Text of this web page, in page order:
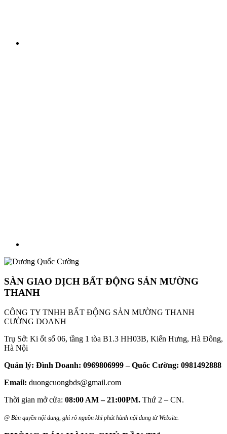
SÀN GIAO DỊCH BẤT ĐỘNG SẢN MƯỜNG
THANH
CÔNG TY TNHH BẤT ĐỘNG SẢN MƯỜNG THANH
CƯỜNG DOANH
Trụ Sở: Ki ốt số 06, tầng 1 tòa B1.3 HH03B, Kiến Hưng, Hà Đông,
Hà Nội
Quản lý: Đình Doanh: 0969806999 – Quốc Cường: 0981492888
Email: duongcuongbds@gmail.com
Thời gian mở cửa: 08:00 AM – 21:00PM. Thứ 2 – CN.
@ Bản quyền nội dung, ghi rõ nguồn khi phát hành nội dung từ Website.